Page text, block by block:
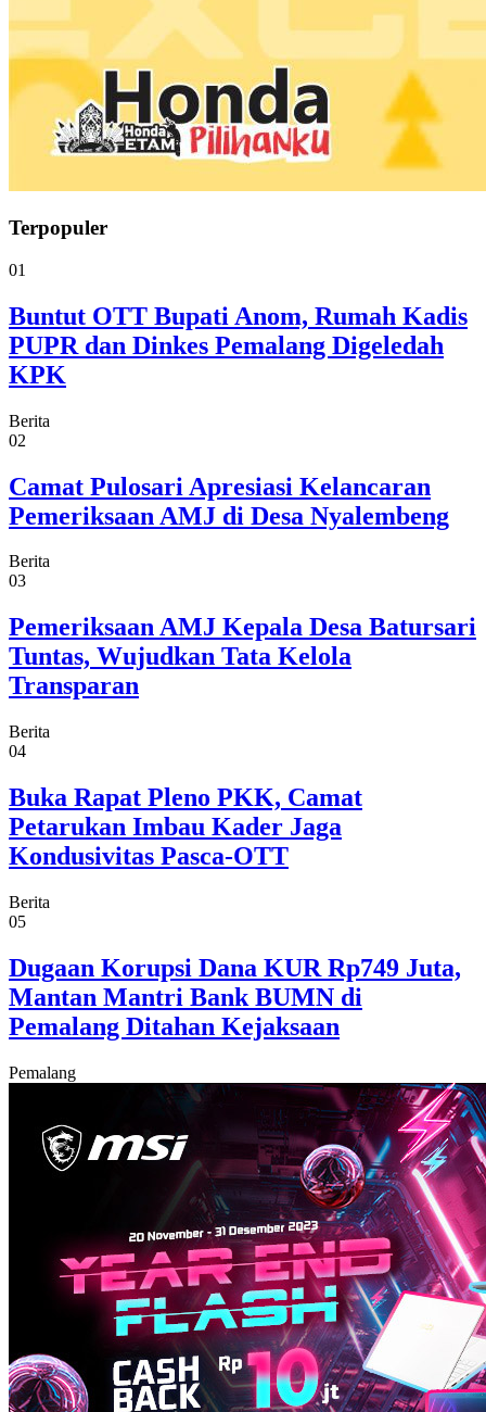
Terpopuler
01
Buntut OTT Bupati Anom, Rumah Kadis
PUPR dan Dinkes Pemalang Digeledah
KPK
Berita
02
Camat Pulosari Apresiasi Kelancaran
Pemeriksaan AMJ di Desa Nyalembeng
Berita
03
Pemeriksaan AMJ Kepala Desa Batursari
Tuntas, Wujudkan Tata Kelola
Transparan
Berita
04
Buka Rapat Pleno PKK, Camat
Petarukan Imbau Kader Jaga
Kondusivitas Pasca-OTT
Berita
05
Dugaan Korupsi Dana KUR Rp749 Juta,
Mantan Mantri Bank BUMN di
Pemalang Ditahan Kejaksaan
Pemalang